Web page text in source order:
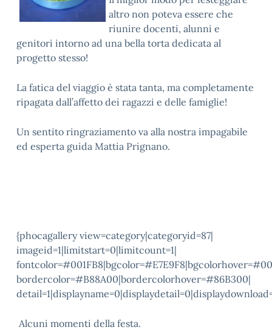
altro non poteva essere che
riunire docenti, alunni e
genitori intorno ad una bella torta dedicata al
progetto stesso!
La fatica del viaggio è stata tanta, ma completamente
ripagata dall’affetto dei ragazzi e delle famiglie!
Un sentito ringraziamento va alla nostra impagabile
ed esperta guida Mattia Prignano.
{phocagallery view=category|categoryid=87|
imageid=1|limitstart=0|limitcount=1|
bordercolor=#B88A00|bordercolorhover=#86B300|
Alcuni momenti della festa.